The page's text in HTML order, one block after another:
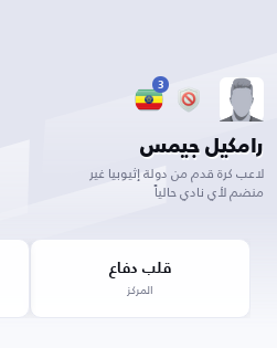
3
رامكيل جيمس
لاعب كرة قدم من دولة إثيوبيا غير
منضم لأي نادي حالياً
قلب دفاع
المركز